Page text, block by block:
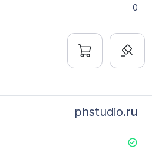
0
phstudio.ru